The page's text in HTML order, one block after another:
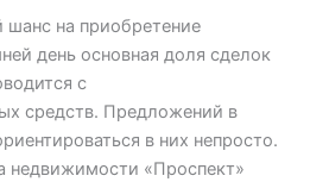
шанс на приобретение
день основная доля сделок
с
средств. Предложений в
в них непросто.
недвижимости «Проспект»